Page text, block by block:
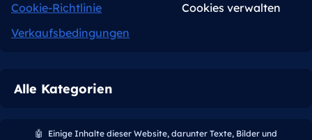
Cookie-Richtlinie
Cookies verwalten
Verkaufsbedingungen
Alle Kategorien
🤖
Einige Inhalte dieser Website, darunter Texte, Bilder und